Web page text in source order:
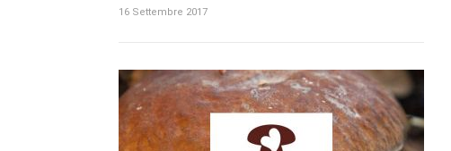
16 Settembre 2017